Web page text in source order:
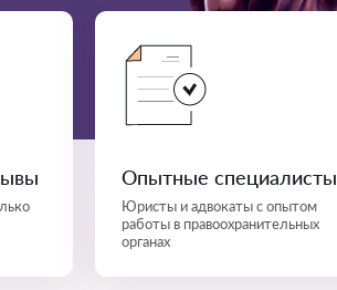
Опытные специалисты
Юристы и адвокаты с опытом
работы в правоохранительных
органах